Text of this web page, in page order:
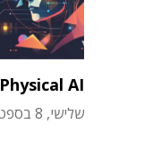
Physical AI
שלישי, 8 בספטמבר 2026